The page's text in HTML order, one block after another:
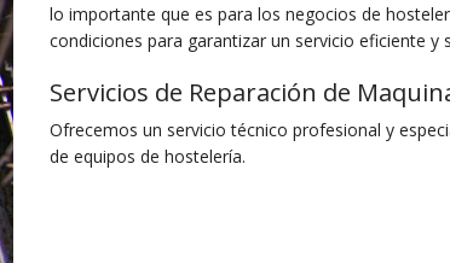
lo importante que es para los negocios de
condiciones para garantizar un servicio eficiente y
Servicios de Reparación de
Ofrecemos un servicio técnico profesional y
de equipos de hostelería.